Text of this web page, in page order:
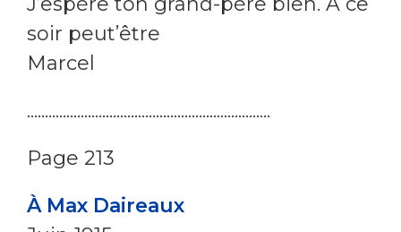
soir peut’être
Marcel
....................................................................
Page 213
À Max Daireaux